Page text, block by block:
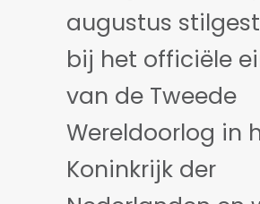
augustus
bij het officiële
van de Tweede
Wereldoorlog in
Koninkrijk der